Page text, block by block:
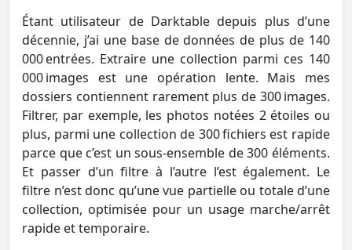
Étant utilisateur de Darktable depuis plus d’une
décennie, j’ai une base de données de plus de 140
000 entrées. Extraire une collection parmi ces 140
000 images est une opération lente. Mais mes
dossiers contiennent rarement plus de 300 images.
Filtrer, par exemple, les photos notées 2 étoiles ou
plus, parmi une collection de 300 fichiers est rapide
parce que c’est un sous-ensemble de 300 éléments.
Et passer d’un filtre à l’autre l’est également. Le
filtre n’est donc qu’une vue partielle ou totale d’une
collection, optimisée pour un usage marche/arrêt
rapide et temporaire.